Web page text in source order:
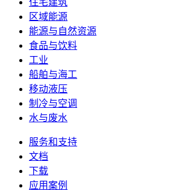
区域能源
能源与自然资源
食品与饮料
工业
船舶与海工
移动液压
制冷与空调
水与废水
服务和支持
文档
下载
应用案例